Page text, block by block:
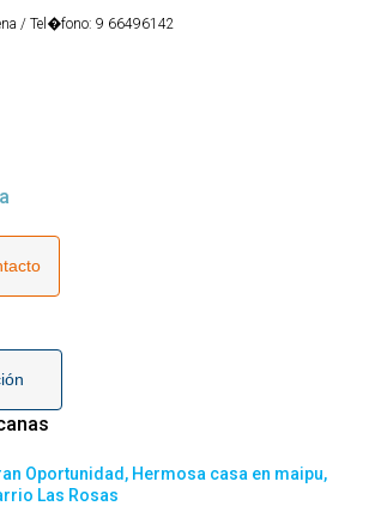
/ Tel�fono: 9 66496142
Oportunidad, Hermosa casa en maipu,
Las Rosas